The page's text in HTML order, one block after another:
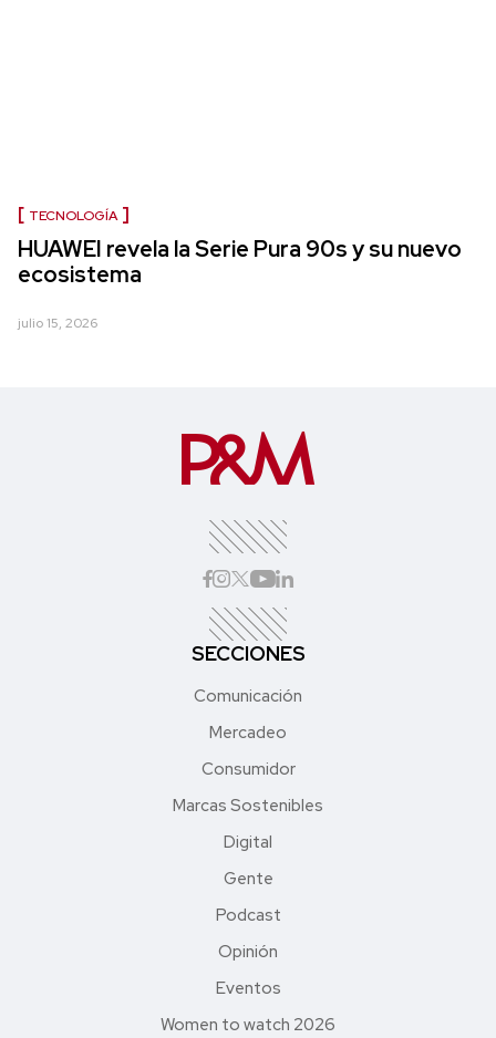
TECNOLOGÍA
HUAWEI revela la Serie Pura 90s y su nuevo
ecosistema
julio 15, 2026
SECCIONES
Comunicación
Mercadeo
Consumidor
Marcas Sostenibles
Digital
Gente
Podcast
Opinión
Eventos
Women to watch 2026